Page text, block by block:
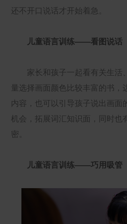
还不开口说话才开始着急。
儿童语言训练——看图说话
家长和孩子一起看有关生活
量选择画面颜色比较丰富的书，
内容，也可以引导孩子说出画面
机会，拓展词汇知识面，同时也
密。
儿童语言训练——巧用吸管